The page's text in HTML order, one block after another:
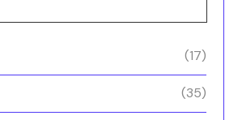
(17)
(35)